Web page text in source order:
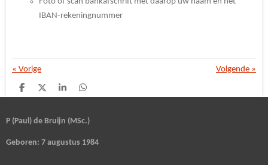
IBAN-rekeningnummer
« Vorige Volgende »
D
e
e
D
e
l
S
h
r
D
e
e
P (Paul) de Bruijn (MSc.)
Geboren: 7 augustus 1984